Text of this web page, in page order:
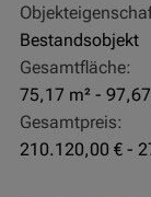
Bestandsobjekt
Gesamtfläche:
75,17 m² -
Gesamtpreis: